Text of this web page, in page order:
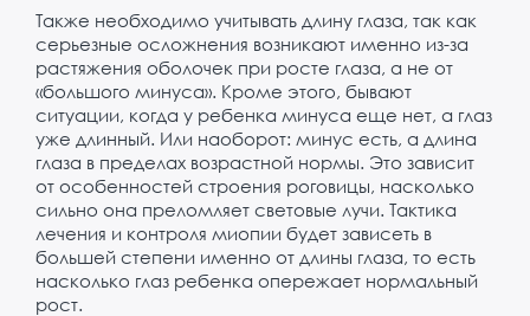
Также необходимо учитывать длину глаза, так как
серьезные осложнения возникают именно из-за
растяжения оболочек при росте глаза, а не от
«большого минуса». Кроме этого, бывают
ситуации, когда у ребенка минуса еще нет, а глаз
уже длинный. Или наоборот: минус есть, а длина
глаза в пределах возрастной нормы. Это зависит
от особенностей строения роговицы, насколько
сильно она преломляет световые лучи. Тактика
лечения и контроля миопии будет зависеть в
большей степени именно от длины глаза, то есть
насколько глаз ребенка опережает нормальный
рост.